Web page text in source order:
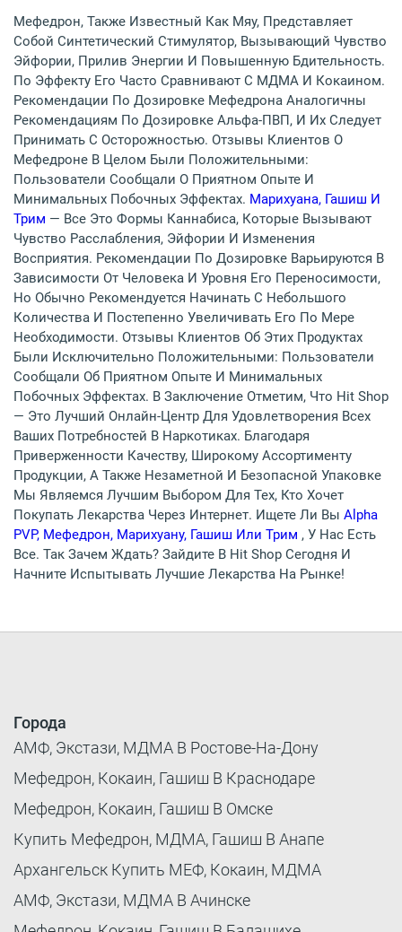
Мефедрон, Также Известный Как Мяу, Представляет
Собой Синтетический Стимулятор, Вызывающий Чувство
Эйфории, Прилив Энергии И Повышенную Бдительность.
По Эффекту Его Часто Сравнивают С МДМА И Кокаином.
Рекомендации По Дозировке Мефедрона Аналогичны
Рекомендациям По Дозировке Альфа-ПВП, И Их Следует
Принимать С Осторожностью. Отзывы Клиентов О
Мефедроне В Целом Были Положительными:
Пользователи Сообщали О Приятном Опыте И
Минимальных Побочных Эффектах. Марихуана, Гашиш И
Трим — Все Это Формы Каннабиса, Которые Вызывают
Чувство Расслабления, Эйфории И Изменения
Восприятия. Рекомендации По Дозировке Варьируются В
Зависимости От Человека И Уровня Его Переносимости,
Но Обычно Рекомендуется Начинать С Небольшого
Количества И Постепенно Увеличивать Его По Мере
Необходимости. Отзывы Клиентов Об Этих Продуктах
Были Исключительно Положительными: Пользователи
Сообщали Об Приятном Опыте И Минимальных
Побочных Эффектах. В Заключение Отметим, Что Hit Shop
— Это Лучший Онлайн-Центр Для Удовлетворения Всех
Ваших Потребностей В Наркотиках. Благодаря
Приверженности Качеству, Широкому Ассортименту
Продукции, А Также Незаметной И Безопасной Упаковке
Мы Являемся Лучшим Выбором Для Тех, Кто Хочет
Покупать Лекарства Через Интернет. Ищете Ли Вы Alpha
PVP, Мефедрон, Марихуану, Гашиш Или Трим , У Нас Есть
Все. Так Зачем Ждать? Зайдите В Hit Shop Сегодня И
Начните Испытывать Лучшие Лекарства На Рынке!
Города
АМФ, Экстази, МДМА В Ростове-На-Дону
Мефедрон, Кокаин, Гашиш В Краснодаре
Мефедрон, Кокаин, Гашиш В Омске
Купить Мефедрон, МДМА, Гашиш В Анапе
Архангельск Купить МЕФ, Кокаин, МДМА
АМФ, Экстази, МДМА В Ачинске